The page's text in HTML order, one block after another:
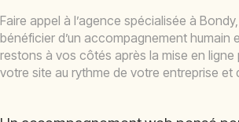
Faire appel à l’agence spécialisée à
bénéficier d’un accompagnement humain
restons à vos côtés après la mise en ligne
votre site au rythme de votre entreprise et